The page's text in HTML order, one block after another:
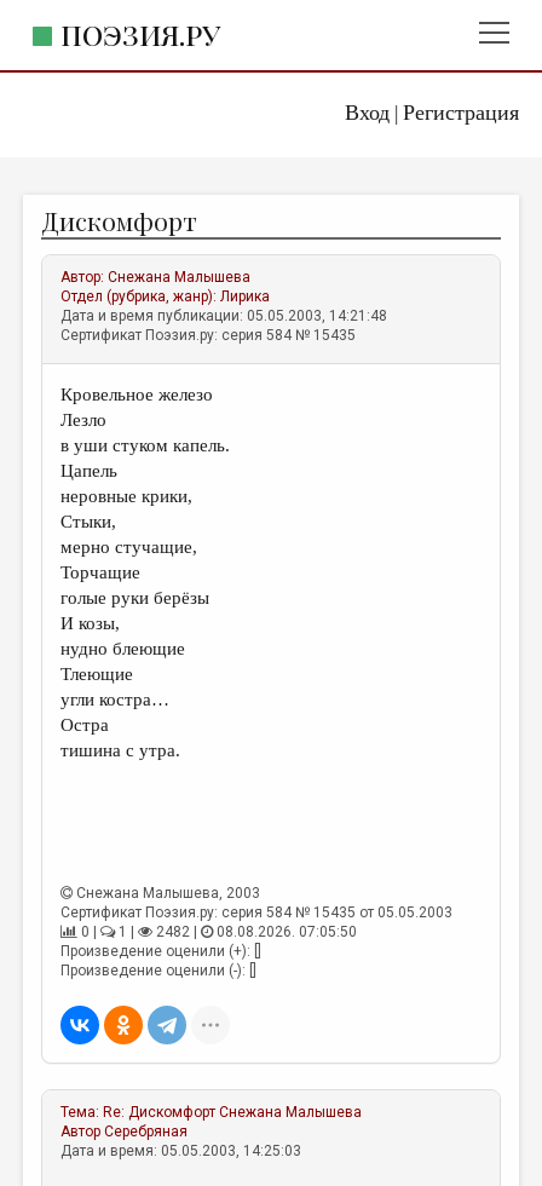
Вход| Регистрация
ПОЭЗИЯ.РУ
ЖАНРЫ
АВТОРЫ
КОММЕНТАРИИ
ЛИТСАЛОН
НОВОСТИ
ПРАВИЛА САЙТА
ОТДЕЛЫ И РУБРИКИ
ИЗБРАННОЕ
ДАЙДЖЕСТ
ПРОИЗВЕДЕНИЯ
ПЕРЕВОДЫ
КОНКУРСЫ
ДЕТСКАЯ КОМНАТА
ОБЪЯВЛЕНИЯ
КОЛОНКА РЕДАКТОРА
РЕДКОЛЛЕГИЯ
ОТ РЕДАКЦИИ
МАЛАЯ ПРОЗА
ЭССЕИСТИКА
Дискомфорт
Автор:Снежана Малышева
Отдел (рубрика, жанр):Лирика
Дата и время публикации: 05.05.2003, 14:21:48
Сертификат Поэзия.ру: серия 584 № 15435
Кровельное железо
Лезло
в уши стуком капель.
Цапель
неровные крики,
Стыки,
мерно стучащие,
Торчащие
голые руки берёзы
И козы,
нудно блеющие
Тлеющие
угли костра…
Остра
тишина с утра.
Снежана Малышева, 2003
Сертификат Поэзия.ру: серия 584 № 15435 от 05.05.2003
0 |
1 | 2482 |
08.08.2026. 07:05:50
Произведение оценили (+): []
Произведение оценили (-): []
Тема: Re: Дискомфорт Снежана Малышева
АвторСеребряная
Дата и время: 05.05.2003, 14:25:03